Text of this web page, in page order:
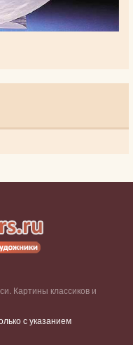
Картины классиков и
с указанием